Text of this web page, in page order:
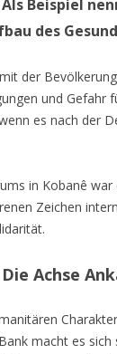
Beispiel
des
der
und Gefahr
es nach der
in Kobanê
Zeichen
Achse
macht es